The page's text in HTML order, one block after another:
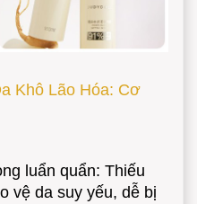
Khô Lão Hóa: Cơ
luẩn quẩn: Thiếu
vệ da suy yếu, dễ bị